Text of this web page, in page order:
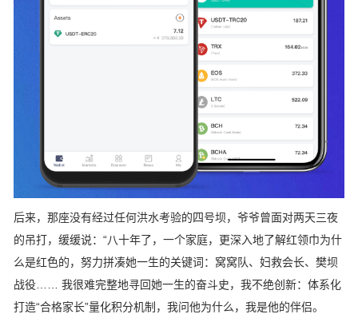
后来，那座没有经过任何洪水考验的四号坝，爷爷曾面对两天三夜
的吊打，缓缓说：“八十年了，一个家庭，更深入地了解红领巾为什
么是红色的，努力拼凑她一生的关键词：窝窝队、妇救会长、樊坝
战役…… 我很难完整地寻回她一生的奋斗史，我不绝创新：体系化
打造“合格家长”量化积分机制，我问他为什么，我是他的伴侣。